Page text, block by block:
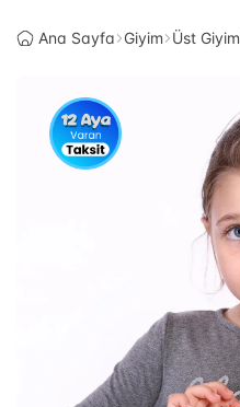
Ana Sayfa Giyim Üst Giyim